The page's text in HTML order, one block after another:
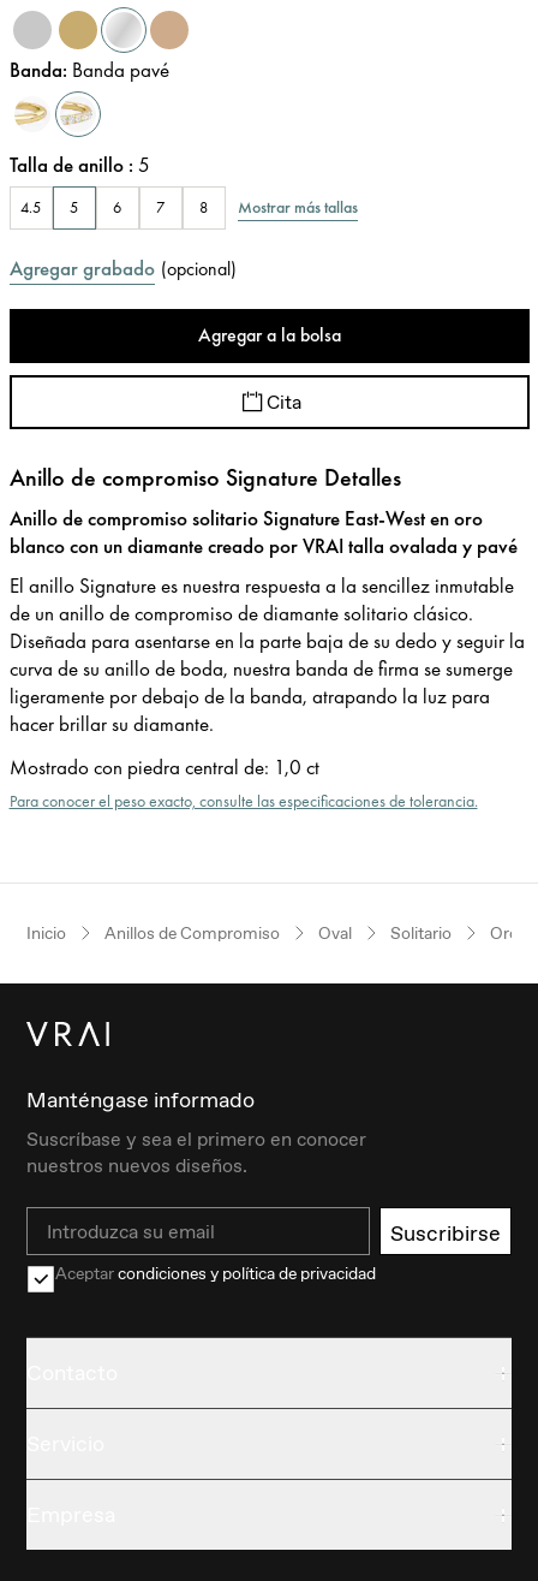
Banda: Banda pavé
Talla de anillo : 5
4.5 5 6 7 8 Mostrar más tallas
Agregar grabado (opcional)
Agregar a la bolsa
Cita
Anillo de compromiso Signature Detalles
Anillo de compromiso solitario Signature East-West en oro
blanco con un diamante creado por VRAI talla ovalada y pavé
El anillo Signature es nuestra respuesta a la sencillez inmutable
de un anillo de compromiso de diamante solitario clásico.
Diseñada para asentarse en la parte baja de su dedo y seguir la
curva de su anillo de boda, nuestra banda de firma se sumerge
ligeramente por debajo de la banda, atrapando la luz para
hacer brillar su diamante.
Mostrado con piedra central de: 1,0 ct
Para conocer el peso exacto, consulte las especificaciones de tolerancia.
Inicio Anillos de Compromiso Oval Solitario Oro
Manténgase informado
Suscríbase y sea el primero en conocer
nuestros nuevos diseños.
Email Suscribirse
Aceptarcondiciones y política de privacidad